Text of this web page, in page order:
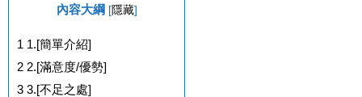
內容大綱 [隱藏]
1 1.[簡單介紹]
2 2.[滿意度/優勢]
3 3.[不足之處]